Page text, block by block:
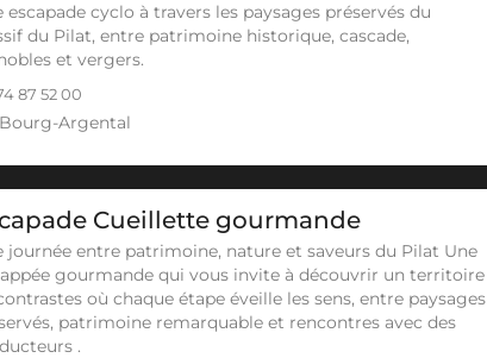
escapade cyclo à travers les paysages préservés du
du Pilat, entre patrimoine historique, cascade,
et vergers.
87 52 00
Bourg-Argental
Cueillette gourmande
journée entre patrimoine, nature et saveurs du Pilat Une
gourmande qui vous invite à découvrir un territoire
où chaque étape éveille les sens, entre paysages
patrimoine remarquable et rencontres avec des
.